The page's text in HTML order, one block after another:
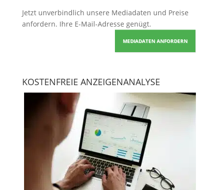
Jetzt unverbindlich unsere Mediadaten und Preise
anfordern. Ihre E-Mail-Adresse genügt.
MEDIADATEN ANFORDERN
KOSTENFREIE ANZEIGENANALYSE